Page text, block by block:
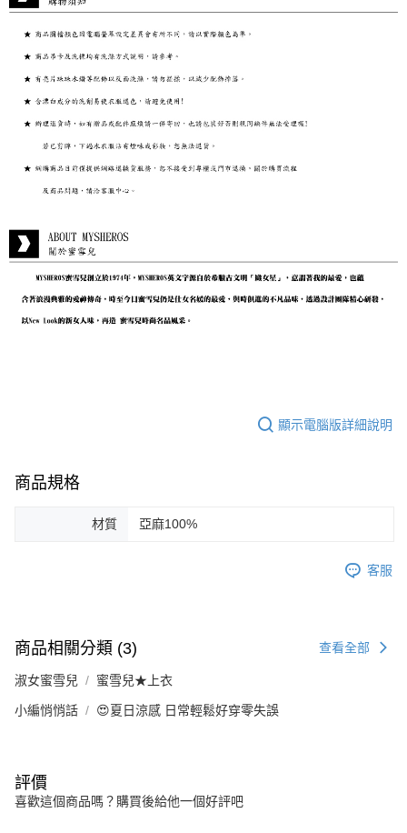
顯示電腦版詳細說明
商品規格
材質 亞麻100%
客服
商品相關分類 (3) 查看全部
淑女蜜雪兒 蜜雪兒★上衣
小編悄悄話 😍夏日涼感 日常輕鬆好穿零失誤
評價
喜歡這個商品嗎？購買後給他一個好評吧